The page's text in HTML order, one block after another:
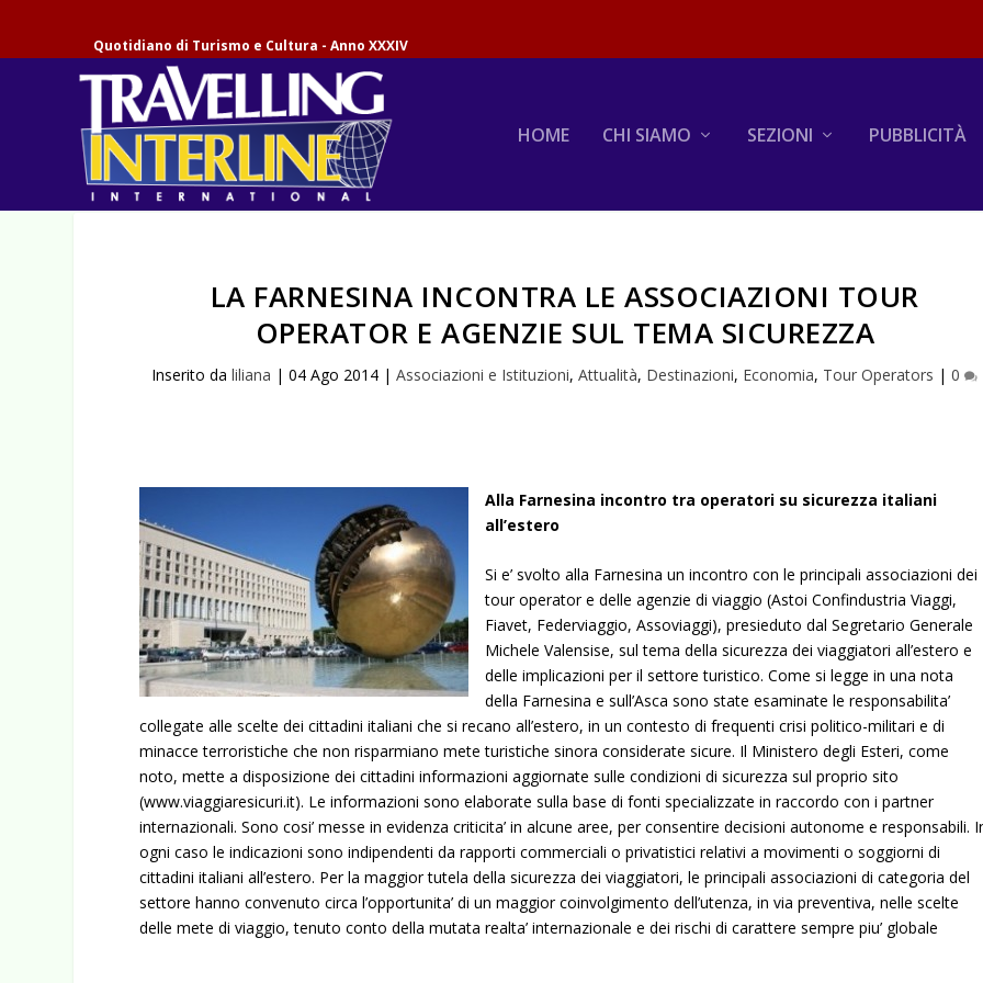
Quotidiano di Turismo e Cultura - Anno XXXIV
HOME CHI SIAMO SEZIONI PUBBLICITÀ
LA FARNESINA INCONTRA LE ASSOCIAZIONI TOUR
OPERATOR E AGENZIE SUL TEMA SICUREZZA
Inserito daliliana |04 Ago 2014 |Associazioni e Istituzioni,Attualità, Destinazioni, Economia, Tour Operators |0
Alla Farnesina incontro tra operatori su sicurezza italiani
all’estero
Si e’ svolto alla Farnesina un incontro con le principali associazioni dei
tour operator e delle agenzie di viaggio (Astoi Confindustria Viaggi,
Fiavet, Federviaggio, Assoviaggi), presieduto dal Segretario Generale
Michele Valensise, sul tema della sicurezza dei viaggiatori all’estero e
delle implicazioni per il settore turistico.Come si legge in una nota
della Farnesina e sull’Asca sono state esaminate le responsabilita’
collegate alle scelte dei cittadini italiani che si recano all’estero, in un contesto di frequenti crisi politico-militari e di
minacce terroristiche che non risparmiano mete turistiche sinora considerate sicure. Il Ministero degli Esteri, come
noto, mette a disposizione dei cittadini informazioni aggiornate sulle condizioni di sicurezza sul proprio sito
(www.viaggiaresicuri.it). Le informazioni sono elaborate sulla base di fonti specializzate in raccordo con i partner
internazionali. Sono cosi’ messe in evidenza criticita’ in alcune aree, per consentire decisioni autonome e responsabili.
ogni caso le indicazioni sono indipendenti da rapporti commerciali o privatistici relativi a movimenti o soggiorni di
cittadini italiani all’estero. Per la maggior tutela della sicurezza dei viaggiatori, le principali associazioni di categoria del
settore hanno convenuto circa l’opportunita’ di un maggior coinvolgimento dell’utenza, in via preventiva, nelle scelte
delle mete di viaggio, tenuto conto della mutata realta’ internazionale e dei rischi di carattere sempre piu’ globale